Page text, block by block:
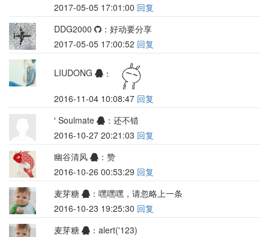
2017-05-05 17:01:00 回复
DDG2000
：好动要分享
2017-05-05 17:00:52 回复
LIUDONG ：
2016-11-04 10:08:47 回复
′ Soulmate
：还不错
2016-10-27 20:21:03 回复
幽谷清风
：赞
2016-10-26 00:53:29 回复
麦芽糖
：嘿嘿嘿，请忽略上一条
2016-10-23 19:25:30 回复
麦芽糖
：alert('123)